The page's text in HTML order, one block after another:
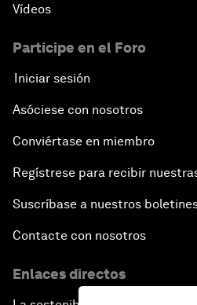
Vídeos
Participe en el Foro
Iniciar sesión
Asóciese con nosotros
Conviértase en miembro
Regístrese para recibir
Suscríbase a nuestros
Contacte con nosotros
Enlaces directos